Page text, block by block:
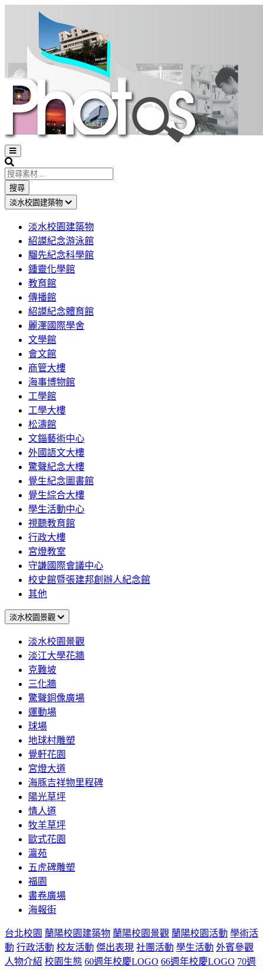
Open
sidebar
Search
搜尋
淡水校園建築物
淡水校園建築物
紹謨紀念游泳館
騮先紀念科學館
鍾靈化學館
教育館
傳播館
紹謨紀念體育館
麗澤國際學舍
文學館
會文館
商管大樓
海事博物館
工學館
工學大樓
松濤館
文錙藝術中心
外國語文大樓
驚聲紀念大樓
覺生紀念圖書館
覺生綜合大樓
學生活動中心
視聽教育館
行政大樓
宮燈教室
守謙國際會議中心
校史館暨張建邦創辦人紀念館
其他
淡水校園景觀
淡水校園景觀
淡江大學花牆
克難坡
三化牆
驚聲銅像廣場
運動場
球場
地球村雕塑
覺軒花園
宮燈大道
海豚吉祥物里程碑
陽光草坪
情人道
牧羊草坪
歐式花園
瀛苑
五虎碑雕塑
福園
書卷廣場
海報街
台北校園 蘭陽校園建築物 蘭陽校園景觀 蘭陽校園活動 學術活
動 行政活動 校友活動 傑出表現 社團活動 學生活動 外賓參觀
人物介紹 校園生態 60週年校慶LOGO 66週年校慶LOGO 70週